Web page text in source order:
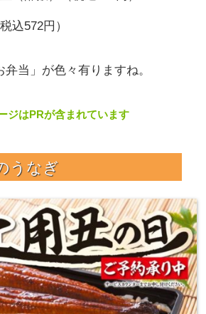
込572円）
弁当」が色々有りますね。
ジはPRが含まれています
うなぎ